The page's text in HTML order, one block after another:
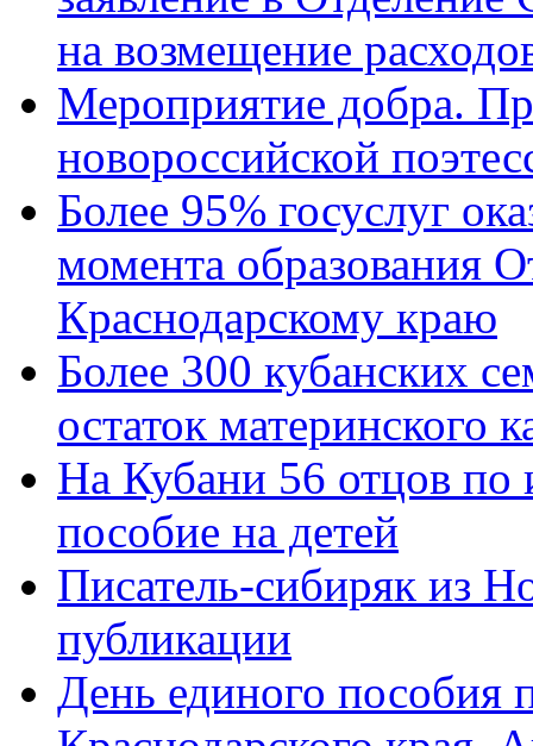
на возмещение
Мероприятие добра.
новороссийской
Более 95% госуслуг
момента образования
Краснодарскому краю
Более 300 кубанских
остаток материнского
На Кубани 56 отцов по
пособие на детей
Писатель-сибиряк из
публикации
День единого пособия